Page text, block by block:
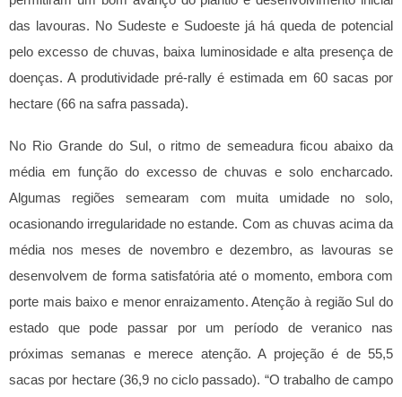
das lavouras. No Sudeste e Sudoeste já há queda de potencial
pelo excesso de chuvas, baixa luminosidade e alta presença de
doenças. A produtividade pré-rally é estimada em 60 sacas por
hectare (66 na safra passada).
No Rio Grande do Sul, o ritmo de semeadura ficou abaixo da
média em função do excesso de chuvas e solo encharcado.
Algumas regiões semearam com muita umidade no solo,
ocasionando irregularidade no estande. Com as chuvas acima da
média nos meses de novembro e dezembro, as lavouras se
desenvolvem de forma satisfatória até o momento, embora com
porte mais baixo e menor enraizamento. Atenção à região Sul do
estado que pode passar por um período de veranico nas
próximas semanas e merece atenção. A projeção é de 55,5
sacas por hectare (36,9 no ciclo passado). “O trabalho de campo